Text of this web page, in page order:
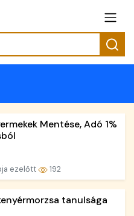
Mentése, Adó 1%
ezelőtt 192
tanulsága